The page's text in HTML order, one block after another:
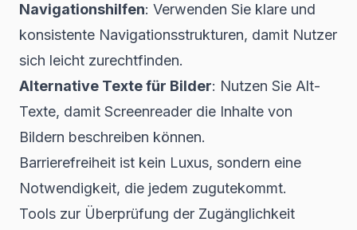
Navigationshilfen: Verwenden Sie klare und
konsistente Navigationsstrukturen, damit Nutzer
sich leicht zurechtfinden.
Alternative Texte für Bilder: Nutzen Sie Alt-
Texte, damit Screenreader die Inhalte von
Bildern beschreiben können.
Barrierefreiheit ist kein Luxus, sondern eine
Notwendigkeit, die jedem zugutekommt.
Tools zur Überprüfung der Zugänglichkeit